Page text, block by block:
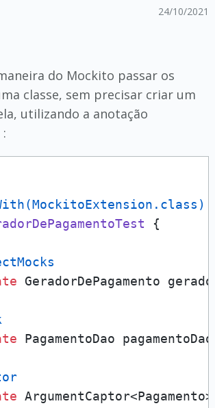
24/10/2021
do Mockito passar os
classe, sem precisar criar um
utilizando a anotação
:
{
GeradorDePagamento
PagamentoDao